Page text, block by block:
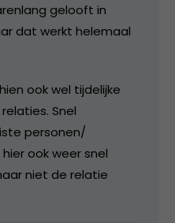
gelooft in
dat werkt helemaal
ook wel tijdelijke
Snel
personen/
ook weer snel
niet de relatie